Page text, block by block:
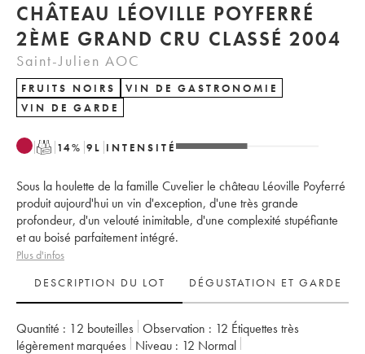
CHÂTEAU LÉOVILLE POYFERRÉ
2ÈME GRAND CRU CLASSÉ 2004
Saint-Julien AOC
FRUITS NOIRS
VIN DE GASTRONOMIE
VIN DE GARDE
T 14% 9 L INTENSITÉ
Sous la houlette de la famille Cuvelier le château Léoville Poyferré
produit aujourd'hui un vin d'exception, d'une très grande
profondeur, d'un velouté inimitable, d'une complexité stupéfiante
et au boisé parfaitement intégré.
Plus d'infos
DESCRIPTION DU LOT
DÉGUSTATION ET GARDE
Quantité : 12 bouteilles Observation : 12 Étiquettes très
légèrement marquées
Niveau : 12 Normal